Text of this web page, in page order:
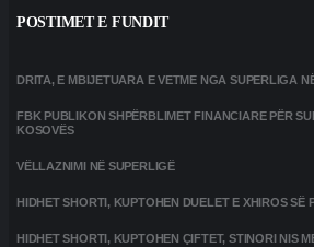
POSTIMET E FUNDIT
DRITA, E MBIJETUARA E VETME NGA SUPERLIGA
FBK PUBLIKON SHPËRBLIMET FINANCIARE PËR
KOSOVËS
VËLLAZNIMI NË SUPERLIGË
HIDHET SHORTI, KUPTOHEN DUELET E XHIROS SË
HIDHET SHORTI, KUPTOHEN ÇIFTET, STINORI NIS